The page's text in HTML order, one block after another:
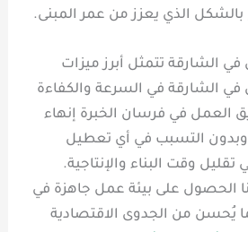
بالشكل الذي يعزز من عمر المبنى.
الشارقة تتمثل أبرز ميزات
الشارقة في السرعة والكفاءة
العمل في فرسان الخبرة إنهاء
وبدون التسبب في أي تعطيل
وقت البناء والإنتاجية.
الحصول على بيئة عمل جاهزة في
يُحسن من الجدوى الاقتصادية